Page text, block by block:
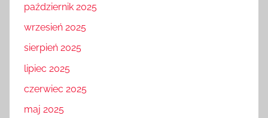
październik 2025
wrzesień 2025
sierpień 2025
lipiec 2025
czerwiec 2025
maj 2025